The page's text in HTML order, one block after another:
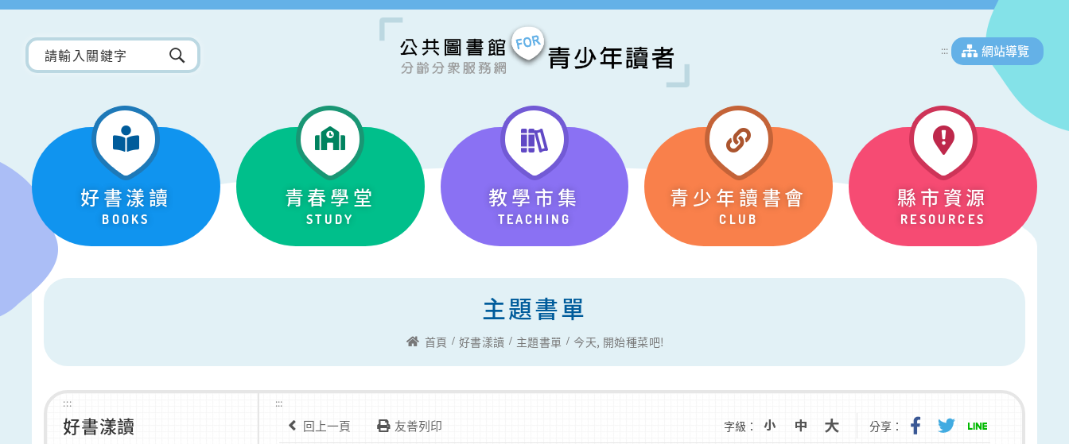
::: 網站導覽
好書漾讀
BOOKS
青春學堂
STUDY
教學市集
TEACHING
青少年讀書會
CLUB
縣市資源
RESOURCES
主題書單
首頁 好書漾讀 主題書單 今天, 開始種菜吧!
:::
好書漾讀
:::
回上一頁 友善列印 字級： 分享：